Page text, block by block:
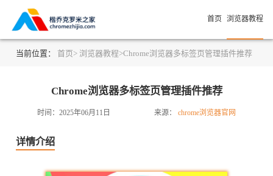
首页 浏览器教程
当前位置： 首页> 浏览器教程>Chrome浏览器多标签页管理插件推荐
Chrome浏览器多标签页管理插件推荐
时间：2025年06月11日 来源： chrome浏览器官网
详情介绍